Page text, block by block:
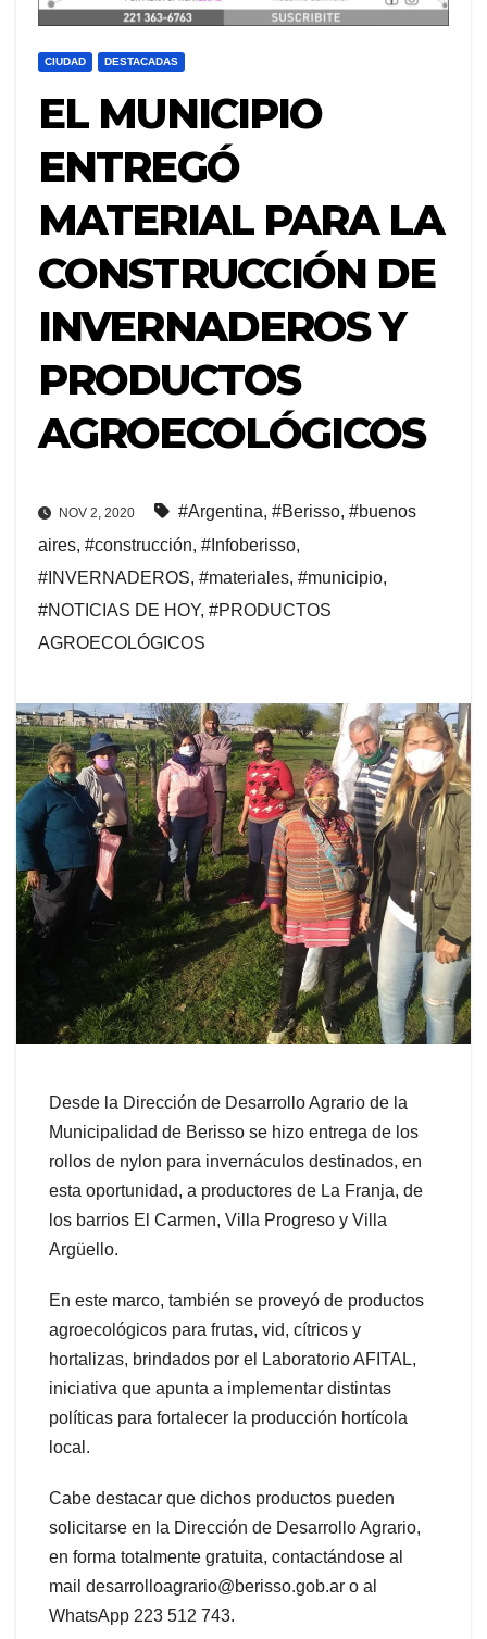
CIUDAD DESTACADAS
EL MUNICIPIO
ENTREGÓ
MATERIAL PARA LA
CONSTRUCCIÓN DE
INVERNADEROS Y
PRODUCTOS
AGROECOLÓGICOS
NOV 2, 2020 #Argentina, #Berisso, #buenos
aires, #construcción, #Infoberisso,
#INVERNADEROS, #materiales, #municipio,
#NOTICIAS DE HOY, #PRODUCTOS
AGROECOLÓGICOS
Desde la Dirección de Desarrollo Agrario de la
Municipalidad de Berisso se hizo entrega de los
rollos de nylon para invernáculos destinados, en
esta oportunidad, a productores de La Franja, de
los barrios El Carmen, Villa Progreso y Villa
Argüello.
En este marco, también se proveyó de productos
agroecológicos para frutas, vid, cítricos y
hortalizas, brindados por el Laboratorio AFITAL,
iniciativa que apunta a implementar distintas
políticas para fortalecer la producción hortícola
local.
Cabe destacar que dichos productos pueden
solicitarse en la Dirección de Desarrollo Agrario,
en forma totalmente gratuita, contactándose al
mail desarrolloagrario@berisso.gob.ar o al
WhatsApp 223 512 743.